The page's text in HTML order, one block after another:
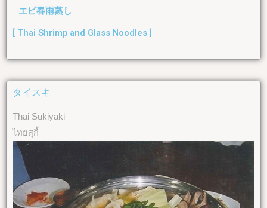
エビ春雨蒸し
[ Thai Shrimp and Glass Noodles ]
タイスキ
Thai Sukiyaki
ไทยสุกี้